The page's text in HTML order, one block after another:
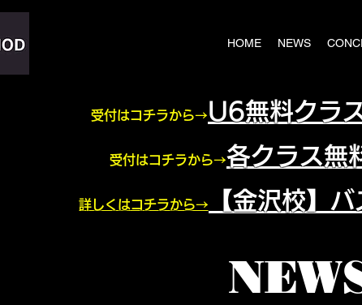
HOME NEWS
受付はコチラから→U6無料クラ
受付はコチラから→各クラス​無
詳しくはコチラから→ 【金沢校】